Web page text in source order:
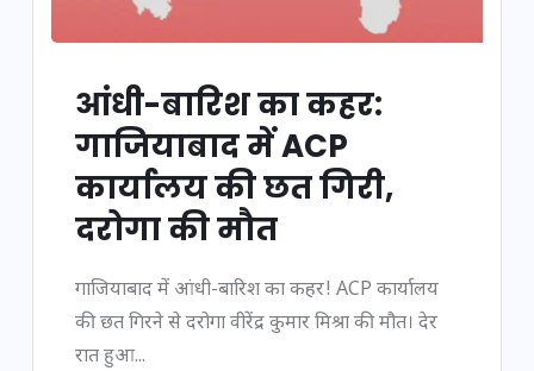
आंधी-बारिश का कहर:
गाजियाबाद में ACP
कार्यालय की छत गिरी,
दरोगा की मौत
गाजियाबाद में आंधी-बारिश का कहर! ACP कार्यालय
की छत गिरने से दरोगा वीरेंद्र कुमार मिश्रा की मौत। देर
रात हुआ...